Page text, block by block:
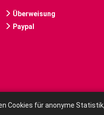
Überweisung
Paypal
Cookies für anonyme